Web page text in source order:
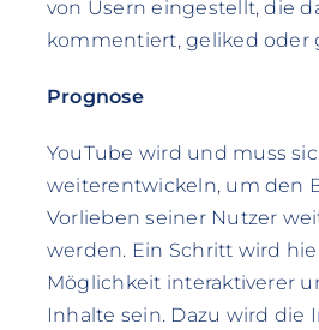
von Usern eingestellt, die
kommentiert, geliked oder
Prognose
YouTube wird und muss
weiterentwickeln, um den
Vorlieben seiner Nutzer
werden. Ein Schritt wird
Möglichkeit interaktiverer
Inhalte sein. Dazu wird die